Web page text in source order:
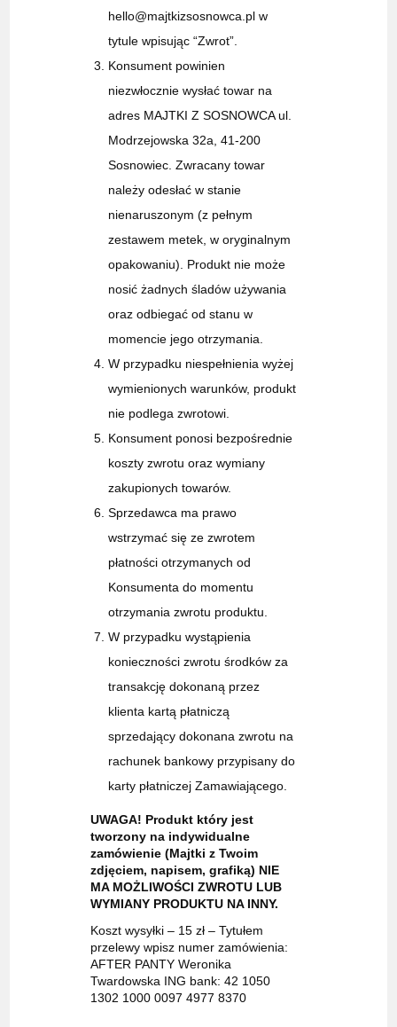
hello@majtkizsosnowca.pl w
tytule wpisując “Zwrot”.
Konsument powinien
niezwłocznie wysłać towar na
adres MAJTKI Z SOSNOWCA ul.
Modrzejowska 32a, 41-200
Sosnowiec. Zwracany towar
należy odesłać w stanie
nienaruszonym (z pełnym
zestawem metek, w oryginalnym
opakowaniu). Produkt nie może
nosić żadnych śladów używania
oraz odbiegać od stanu w
momencie jego otrzymania.
W przypadku niespełnienia wyżej
wymienionych warunków, produkt
nie podlega zwrotowi.
Konsument ponosi bezpośrednie
koszty zwrotu oraz wymiany
zakupionych towarów.
Sprzedawca ma prawo
wstrzymać się ze zwrotem
płatności otrzymanych od
Konsumenta do momentu
otrzymania zwrotu produktu.
W przypadku wystąpienia
konieczności zwrotu środków za
transakcję dokonaną przez
klienta kartą płatniczą
sprzedający dokonana zwrotu na
rachunek bankowy przypisany do
karty płatniczej Zamawiającego.
UWAGA! Produkt który jest
tworzony na indywidualne
zamówienie (Majtki z Twoim
zdjęciem, napisem, grafiką) NIE
MA MOŻLIWOŚCI ZWROTU LUB
WYMIANY PRODUKTU NA INNY.
Koszt wysyłki – 15 zł – Tytułem
przelewy wpisz numer zamówienia:
AFTER PANTY Weronika
Twardowska ING bank: 42 1050
1302 1000 0097 4977 8370